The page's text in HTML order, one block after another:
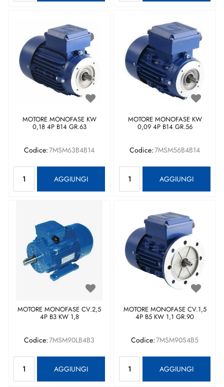
MOTORE MONOFASE KW
0,18 4P B14 GR.63
Codice:7MSM63B4B14
AGGIUNGI
MOTORE MONOFASE KW
0,09 4P B14 GR.56
Codice:7MSM56B4B14
AGGIUNGI
MOTORE MONOFASE CV.2,5
4P B3 KW 1,8
Codice:7MSM90LB4B3
AGGIUNGI
MOTORE MONOFASE CV.1,5
4P B5 KW 1,1 GR.90
Codice:7MSM90S4B5
AGGIUNGI